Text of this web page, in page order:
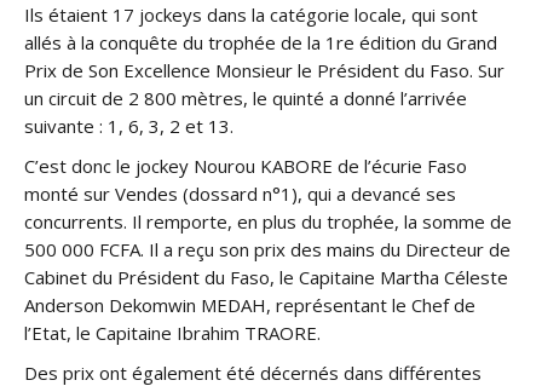
Ils étaient 17 jockeys dans la catégorie locale, qui sont
allés à la conquête du trophée de la 1re édition du Grand
Prix de Son Excellence Monsieur le Président du Faso. Sur
un circuit de 2 800 mètres, le quinté a donné l’arrivée
suivante : 1, 6, 3, 2 et 13.
C’est donc le jockey Nourou KABORE de l’écurie Faso
monté sur Vendes (dossard n°1), qui a devancé ses
concurrents. Il remporte, en plus du trophée, la somme de
500 000 FCFA. Il a reçu son prix des mains du Directeur de
Cabinet du Président du Faso, le Capitaine Martha Céleste
Anderson Dekomwin MEDAH, représentant le Chef de
l’Etat, le Capitaine Ibrahim TRAORE.
Des prix ont également été décernés dans différentes